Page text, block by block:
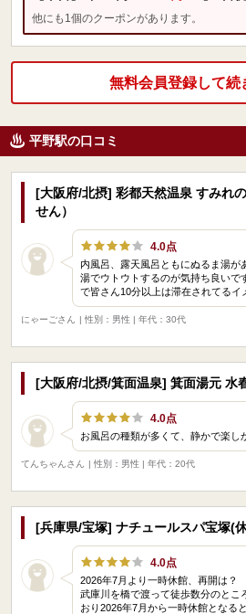
他にも1個のクーポンがあります。
無料会員登録して続
平野駅の口コミ
[大阪府/北摂] 彩都天然温泉 すみれ
せん）
4.0点
内風呂、露天風呂ともにぬるま湯が
湯でウトウトするのが気持ち良いで
で皆さん10分以上は滞在されてるイ
にゃーごさん
| 性別：男性 | 年代：30代
[大阪府/北摂/箕面温泉] 箕面湯元 水
4.0点
お風呂の種類が多くて、静かで楽し
てんちゃんさん
| 性別：男性 | 年代：20代
[兵庫県/宝塚] ナチュールスパ宝塚(
4.0点
2026年7月より一時休館、再開は
武庫川を橋で渡って徒歩数分のとこ
おり2026年7月から一時休館となる